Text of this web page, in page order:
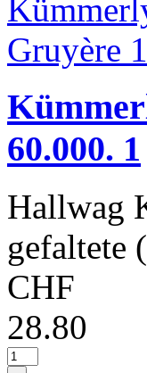
60.000. 1
Hallwag
gefaltete
CHF
28.80